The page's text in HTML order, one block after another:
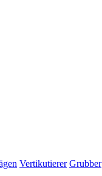
Vertikutierer Grubber